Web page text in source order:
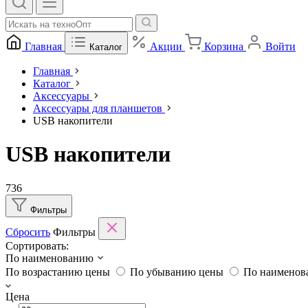
Главная Каталог Акции Корзина Войти
Главная
Каталог
Аксессуары
Аксессуары для планшетов
USB накопители
USB накопители
736
Фильтры
Сбросить Фильтры
Сортировать:
По наименованию
По возрастанию цены
По убыванию цены По
Цена